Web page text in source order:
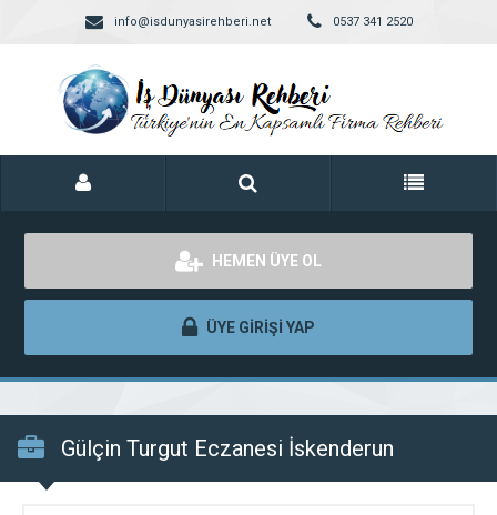
info@isdunyasirehberi.net 0537 341 2520
HEMEN ÜYE OL
ÜYE GİRİŞİ YAP
Gülçin Turgut Eczanesi İskenderun